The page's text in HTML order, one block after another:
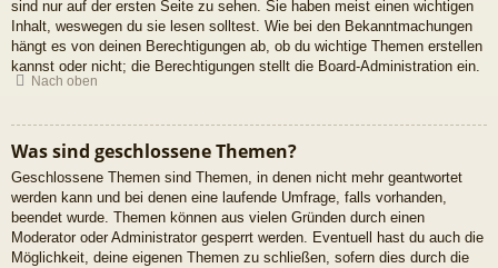
sind nur auf der ersten Seite zu sehen. Sie haben meist einen wichtigen
Inhalt, weswegen du sie lesen solltest. Wie bei den Bekanntmachungen
hängt es von deinen Berechtigungen ab, ob du wichtige Themen erstellen
kannst oder nicht; die Berechtigungen stellt die Board-Administration ein.
Nach oben
Was sind geschlossene Themen?
Geschlossene Themen sind Themen, in denen nicht mehr geantwortet
werden kann und bei denen eine laufende Umfrage, falls vorhanden,
beendet wurde. Themen können aus vielen Gründen durch einen
Moderator oder Administrator gesperrt werden. Eventuell hast du auch die
Möglichkeit, deine eigenen Themen zu schließen, sofern dies durch die